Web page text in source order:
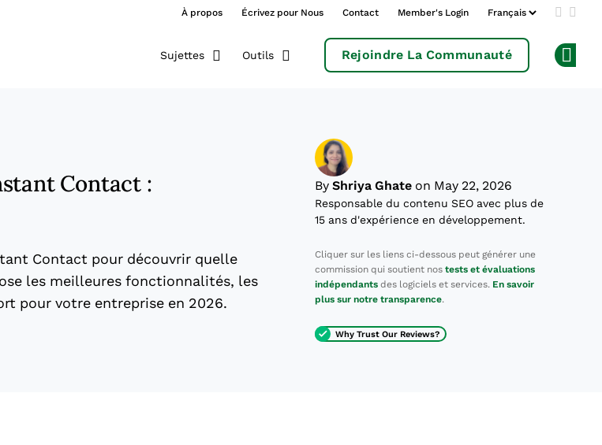
À propos Écrivez pour Nous Contact Member's Login Add us
Sujettes Outils Rejoindre La Communauté
Contact :
Contact pour découvrir quelle
les meilleures fonctionnalités, les
pour votre entreprise en 2026.
By Shriya Ghate on May 22, 2026
Responsable du contenu SEO avec plus de
15 ans d'expérience en développement.
Cliquer sur les liens ci-dessous peut générer une
commission qui soutient nos tests et évaluations
indépendants des logiciels et services. En savoir
plus sur notre transparence.
Why Trust Our Reviews?